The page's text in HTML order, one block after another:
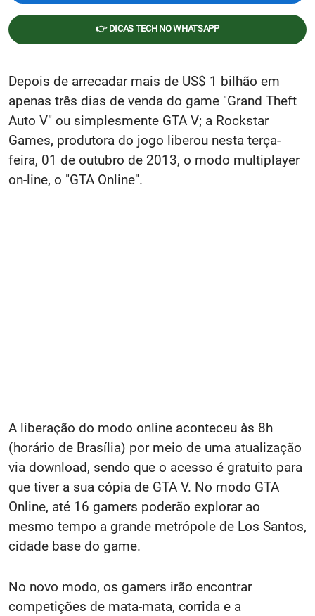
👉 DICAS TECH NO WHATSAPP
Depois de arrecadar mais de US$ 1 bilhão em
apenas três dias de venda do game "Grand Theft
Auto V" ou simplesmente GTA V; a Rockstar
Games, produtora do jogo liberou nesta terça-
feira, 01 de outubro de 2013, o modo multiplayer
on-line, o "GTA Online".
A liberação do modo online aconteceu às 8h
(horário de Brasília) por meio de uma atualização
via download, sendo que o acesso é gratuito para
que tiver a sua cópia de GTA V. No modo GTA
Online, até 16 gamers poderão explorar ao
mesmo tempo a grande metrópole de Los Santos,
cidade base do game.
No novo modo, os gamers irão encontrar
competições de mata-mata, corrida e a